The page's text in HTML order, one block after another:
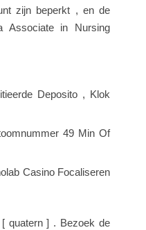
zijn beperkt , en de
Associate in Nursing
Deposito , Klok
49 Min Of
Casino Focaliseren
quatern ] . Bezoek de